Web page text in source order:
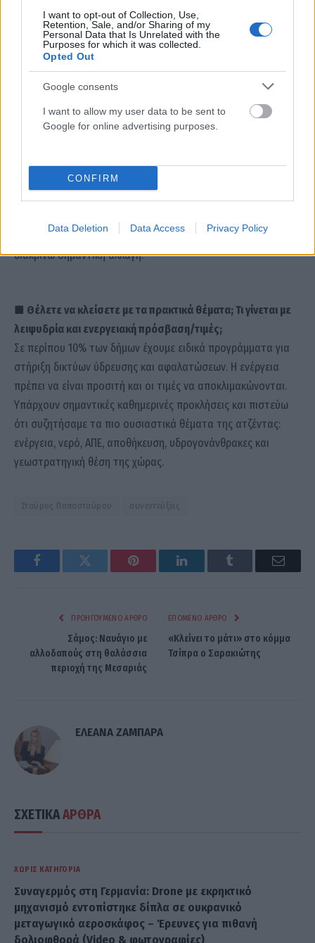
I want to opt-out of Collection, Use,
Retention, Sale, and/or Sharing of my
Personal Data that Is Unrelated with the
Purposes for which it was collected.
Opted Out
Google consents
I want to allow my user data to be sent to
Google for online advertising purposes.
CONFIRM
Data Deletion Data Access Privacy Policy
απειλών και εκβιασμών.
■ Αναφορικά με το πολιτικό σκηνικό, πώς βλέπετε την
επανεμφάνιση του κ. Τσίπρα με νέο κόμμα και τα διλήμματά
του περί «διαφθοράς ή εντιμότητας»;
επανέρχεται ως εκλεγμένος ηγέτης. Στα κείμενα που έχω
δει βλέπω κυρίως κριτική προς συνεργάτες και προσπάθεια
λάθος. Το λανσάρισμα είναι όμορφο, αλλά στην ουσία δεν
διακρίνω σημαντική αλλαγή.
■ Θέλετε να κλείσετε με τα πρακτικά θέματα; Τι γίνεται με
λειψυδρία και ενεργειακή πρόσβαση/τιμές;
Σε περίπου 10% των δήμων έχουμε ειδικά προγράμματα για
στήριξη δικτύων ύδρευσης και αφαλατώσεων. Η ενέργεια
πρέπει να είναι προσιτή και οι τιμές να αποκλιμακώνονται.
Υπάρχουν σημαντικές καθημερινές προκλήσεις και πιστεύω
ότι συζητήσαμε τα πιο ουσιαστικά θέματα της ατζέντας:
ενέργεια, νερό, ΑΠΕ, αποθήκευση, υδρογονάνθρακες και
γεωστρατηγική θέση της χώρας.
Σταύρος Παπασταύρου συνεντεύξεις
FacebookTwitter Pinterest LinkedInTumblr Email
ΠΡΟΗΓΟΎΜΕΝΟ ΆΡΘΡΟ
Σάμος: Ναυάγιο με
αλλοδαπούς στη θαλάσσια
περιοχή της Μεσαριάς
ΕΠΌΜΕΝΟ ΆΡΘΡΟ
«Κλείνει το μάτι» στο κόμμα
Τσίπρα ο Σαρακιώτης
ΕΛΕΑΝΑ ΖΑΜΠΑΡΑ
ΣΧΕΤΙΚΑΑΡΘΡΑ
ΧΩΡΊΣ ΚΑΤΗΓΟΡΊΑ
Συναγερμός στη Γερμανία: Drone με εκρηκτικό
μηχανισμό εντοπίστηκε δίπλα σε ουκρανικό
μεταγωγικό αεροσκάφος – Έρευνες για πιθανή
δολιοφθορά (Video & φωτογραφίες)